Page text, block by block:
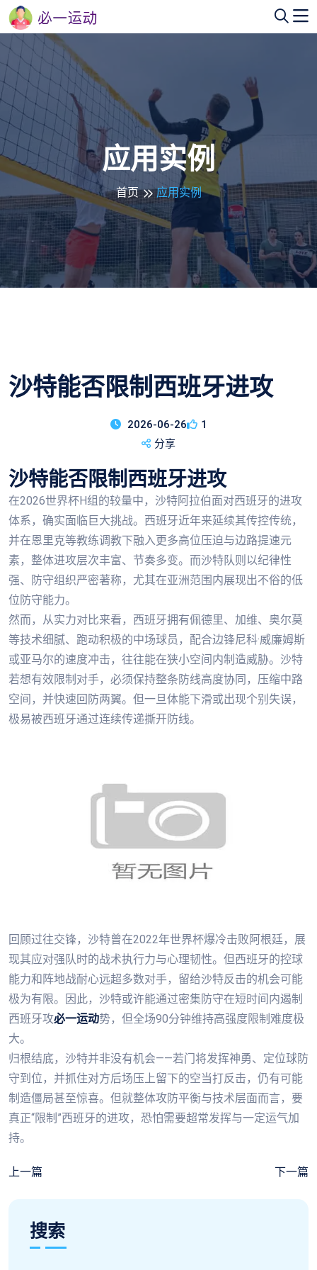
应用实例
首页 应用实例
沙特能否限制西班牙进攻
2026-06-26
1
分享
沙特能否限制西班牙进攻
在2026世界杯H组的较量中，沙特阿拉伯面对西班牙的进攻
体系，确实面临巨大挑战。西班牙近年来延续其传控传统，
并在恩里克等教练调教下融入更多高位压迫与边路提速元
素，整体进攻层次丰富、节奏多变。而沙特队则以纪律性
强、防守组织严密著称，尤其在亚洲范围内展现出不俗的低
位防守能力。
然而，从实力对比来看，西班牙拥有佩德里、加维、奥尔莫
等技术细腻、跑动积极的中场球员，配合边锋尼科·威廉姆斯
或亚马尔的速度冲击，往往能在狭小空间内制造威胁。沙特
若想有效限制对手，必须保持整条防线高度协同，压缩中路
空间，并快速回防两翼。但一旦体能下滑或出现个别失误，
极易被西班牙通过连续传递撕开防线。
回顾过往交锋，沙特曾在2022年世界杯爆冷击败阿根廷，展
现其应对强队时的战术执行力与心理韧性。但西班牙的控球
能力和阵地战耐心远超多数对手，留给沙特反击的机会可能
极为有限。因此，沙特或许能通过密集防守在短时间内遏制
西班牙攻必一运动势，但全场90分钟维持高强度限制难度极
大。
归根结底，沙特并非没有机会——若门将发挥神勇、定位球防
守到位，并抓住对方后场压上留下的空当打反击，仍有可能
制造僵局甚至惊喜。但就整体攻防平衡与技术层面而言，要
真正“限制”西班牙的进攻，恐怕需要超常发挥与一定运气加
持。
上一篇 下一篇
搜索